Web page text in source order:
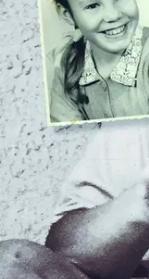
osannut parantaa häntä.
raivostui, jos ajatus
kodin seinien sisälle,
opittiin tekemään.
sotapäiväkirjansa.
palveli jatkosodassa
Lapin rintamilla. Kun
vastahakoisesti - siihen
– Elina Sana Isän sota
kasvutarina kulkee
pyrkimys selvittää,
patsaan saanut
suurten ikäluokkien
Näytä lisää